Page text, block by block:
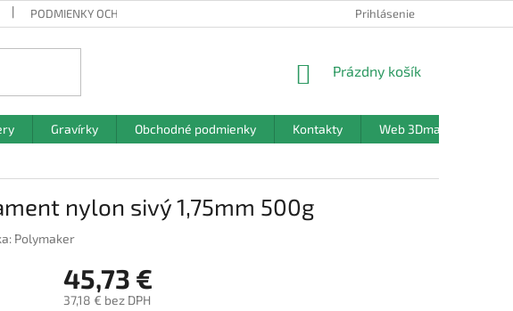
PODMIENKY OCHRANY OSOBNÝCH ÚDAJOV Prihlásenie
NÁKUPNÝ
Prázdny košík
Gravírky Obchodné podmienky Kontakty Web 3Dmanufaktura.sk
nylon sivý 1,75mm 500g
Polymaker
45,73 €
37,18 € bez DPH